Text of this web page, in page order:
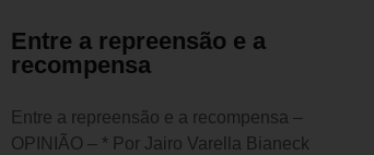
Entre a repreensão e a
recompensa
Entre a repreensão e a recompensa –
OPINIÃO – * Por Jairo Varella Bianeck